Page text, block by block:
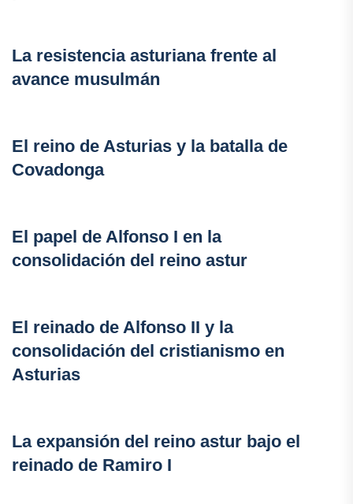
La resistencia asturiana frente al
avance musulmán
El reino de Asturias y la batalla de
Covadonga
El papel de Alfonso I en la
consolidación del reino astur
El reinado de Alfonso II y la
consolidación del cristianismo en
Asturias
La expansión del reino astur bajo el
reinado de Ramiro I